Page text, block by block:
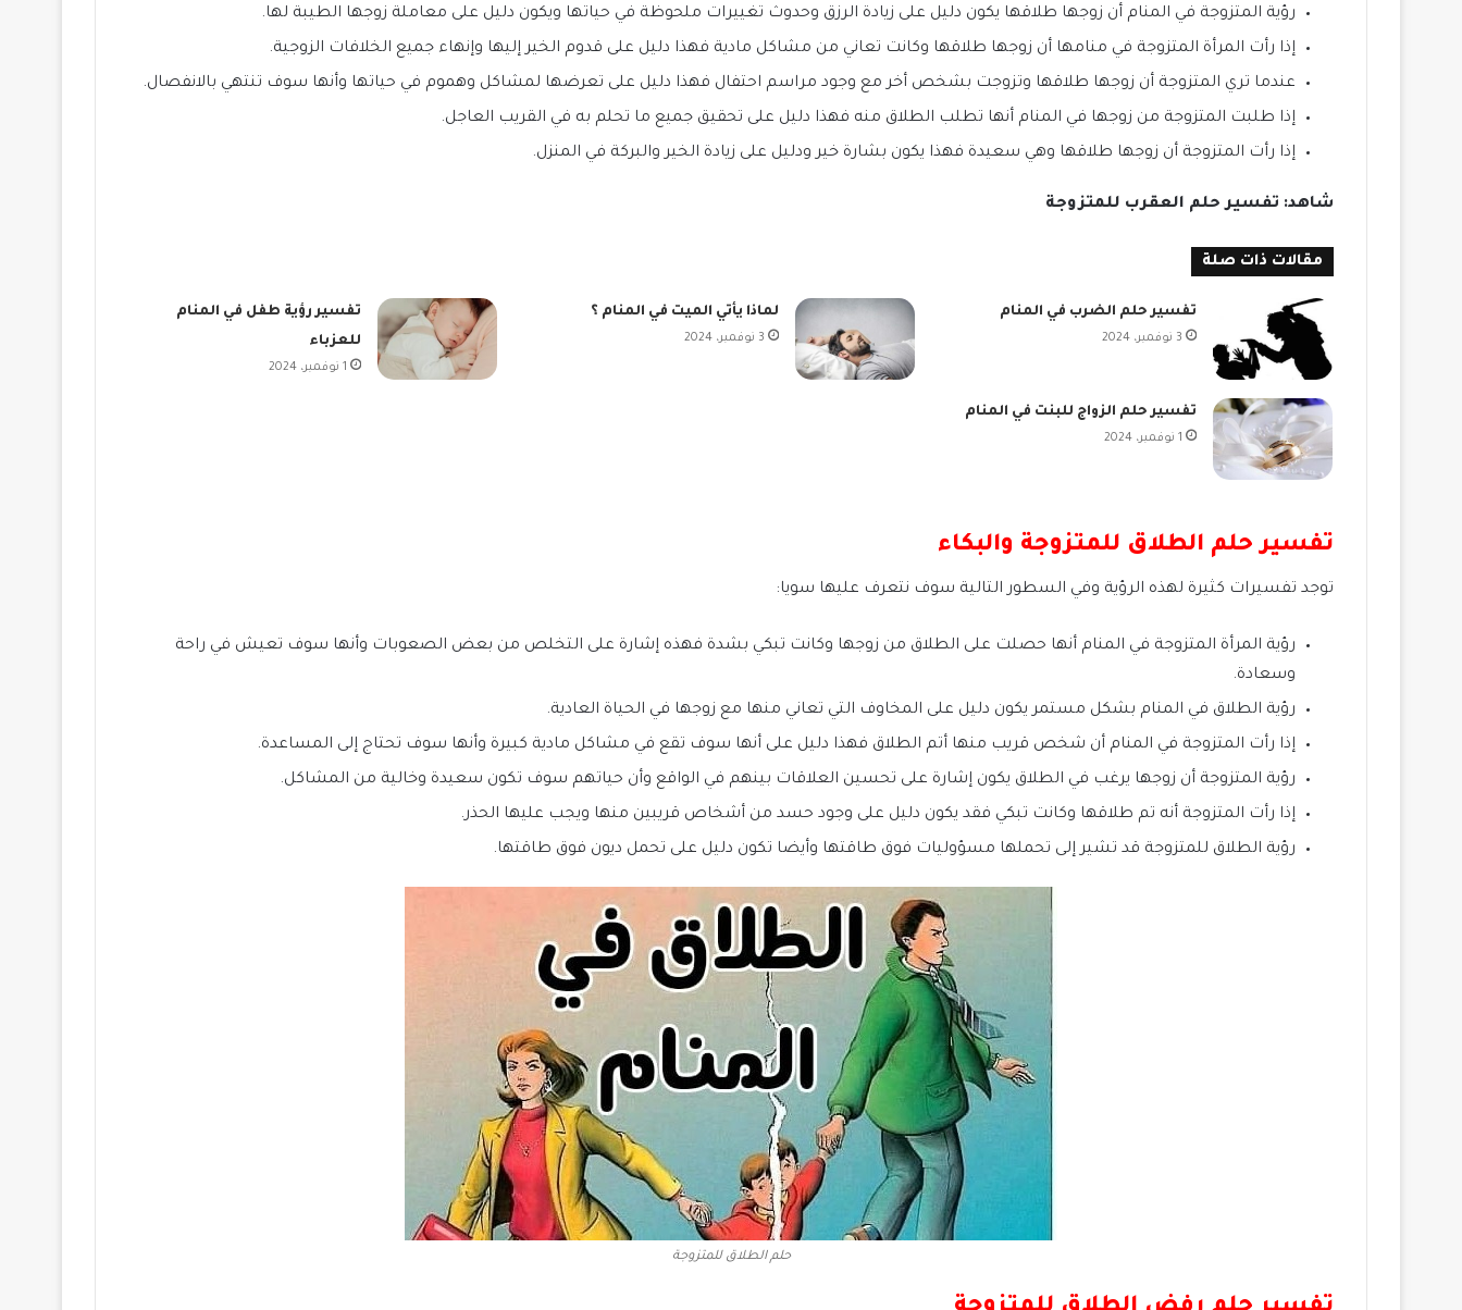
رؤية المتزوجة في المنام أن زوجها طلاقها يكون دليل على زيادة الرزق وحدوث تغييرات ملحوظة في حياتها ويكون دليل على معاملة زوجها الطيبة لها.
إذا رأت المرأة المتزوجة في منامها أن زوجها طلاقها وكانت تعاني من مشاكل مادية فهذا دليل على قدوم الخير إليها وإنهاء جميع الخلافات الزوجية.
عندما تري المتزوجة أن زوجها طلاقها وتزوجت بشخص أخر مع وجود مراسم احتفال فهذا دليل على تعرضها لمشاكل وهموم في حياتها وأنها سوف تنتهي بالانفصال.
إذا طلبت المتزوجة من زوجها في المنام أنها تطلب الطلاق منه فهذا دليل على تحقيق جميع ما تحلم به في القريب العاجل.
إذا رأت المتزوجة أن زوجها طلاقها وهي سعيدة فهذا يكون بشارة خير ودليل على زيادة الخير والبركة في المنزل.
شاهد: تفسير حلم العقرب للمتزوجة
مقالات ذات صلة
تفسير حلم الضرب في المنام
3 نوفمبر، 2024
لماذا يأتي الميت في المنام ؟
3 نوفمبر، 2024
تفسير رؤية طفل في المنام
للعزباء
1 نوفمبر، 2024
تفسير حلم الزواج للبنت في المنام
1 نوفمبر، 2024
تفسير حلم الطلاق للمتزوجة والبكاء
توجد تفسيرات كثيرة لهذه الرؤية وفي السطور التالية سوف نتعرف عليها سويا:
رؤية المرأة المتزوجة في المنام أنها حصلت على الطلاق من زوجها وكانت تبكي بشدة فهذه إشارة على التخلص من بعض الصعوبات وأنها سوف تعيش في راحة
وسعادة.
رؤية الطلاق في المنام بشكل مستمر يكون دليل على المخاوف التي تعاني منها مع زوجها في الحياة العادية.
إذا رأت المتزوجة في المنام أن شخص قريب منها أتم الطلاق فهذا دليل على أنها سوف تقع في مشاكل مادية كبيرة وأنها سوف تحتاج إلى المساعدة.
رؤية المتزوجة أن زوجها يرغب في الطلاق يكون إشارة على تحسين العلاقات بينهم في الواقع وأن حياتهم سوف تكون سعيدة وخالية من المشاكل.
إذا رأت المتزوجة أنه تم طلاقها وكانت تبكي فقد يكون دليل على وجود حسد من أشخاص قريبين منها ويجب عليها الحذر.
رؤية الطلاق للمتزوجة قد تشير إلى تحملها مسؤوليات فوق طاقتها وأيضا تكون دليل على تحمل ديون فوق طاقتها.
حلم الطلاق للمتزوجة